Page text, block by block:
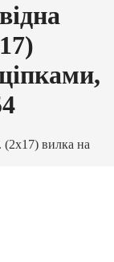
(2х17) вилка на